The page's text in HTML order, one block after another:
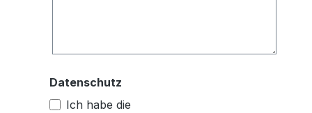
Datenschutz
Ich habe die